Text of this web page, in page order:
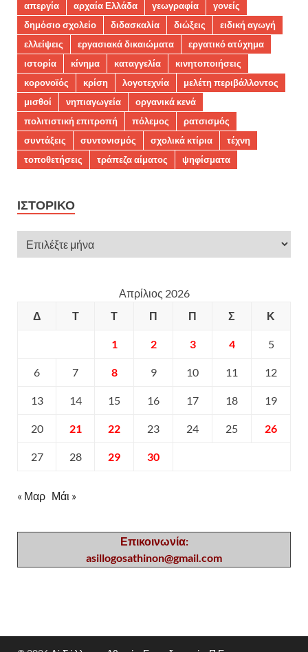
απεργία
αρχαία Ελλάδα γεωγραφία
γονείς
δημόσιο σχολείο
διδασκαλία διώξεις
ειδική αγωγή
ελλείψεις
εργασιακά δικαιώματα
εργατικό ατύχημα
ιστορία
κίνημα καταγγελία
κινητοποιήσεις
κορονοϊός
κρίση λογοτεχνία
μελέτη περιβάλλοντος
μισθοί
νηπιαγωγεία
οργανικά κενά
πολιτιστική επιτροπή
πόλεμος
ρατσισμός
συντάξεις
συντονισμός σχολικά κτίρια
τέχνη
τοποθετήσεις
τράπεζα αίματος ψηφίσματα
ΙΣΤΟΡΙΚΌ
Απρίλιος 2026
Δ
Τ Τ Π Π Σ Κ
1 2 3 4 5
6 7 8 9 10 11 12
13 14 15 16 17 18 19
20 21 22 23 24 25 26
27 28 29 30
« Μαρ Μάι »
Επικοινωνία:
asillogosathinon@gmail.com